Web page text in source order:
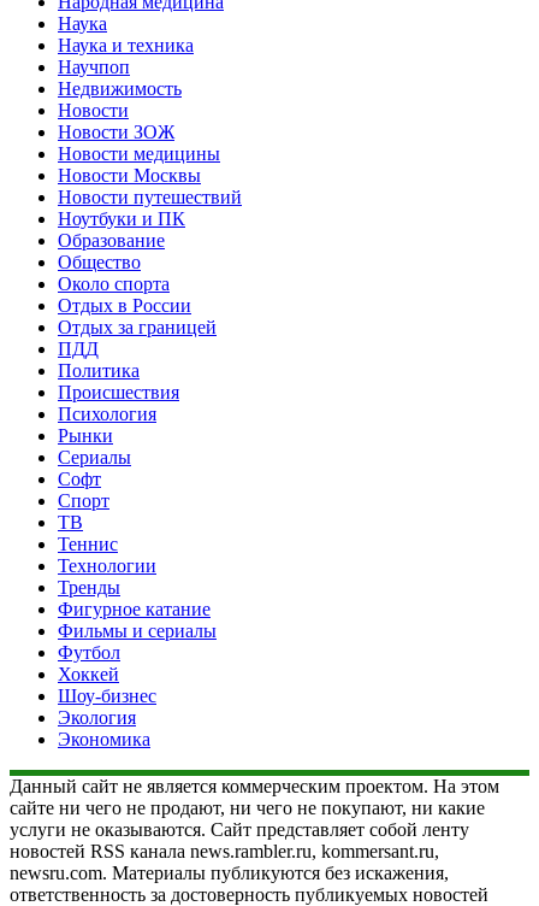
Наука
Наука и техника
Научпоп
Недвижимость
Новости
Новости ЗОЖ
Новости медицины
Новости Москвы
Новости путешествий
Ноутбуки и ПК
Образование
Общество
Около спорта
Отдых в России
Отдых за границей
ПДД
Политика
Происшествия
Психология
Рынки
Сериалы
Софт
Спорт
ТВ
Теннис
Технологии
Тренды
Фигурное катание
Фильмы и сериалы
Футбол
Хоккей
Шоу-бизнес
Экология
Экономика
Данный сайт не является коммерческим проектом. На этом
сайте ни чего не продают, ни чего не покупают, ни какие
услуги не оказываются. Сайт представляет собой ленту
новостей RSS канала news.rambler.ru, kommersant.ru,
newsru.com. Материалы публикуются без искажения,
ответственность за достоверность публикуемых новостей